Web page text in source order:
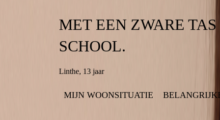
MET EEN ZWARE
SCHOOL.
Linthe, 13 jaar
MIJN WOONSITUATIE
MET EEN ZWARE
MIJN
BELANGRIJKE MOMENTEN